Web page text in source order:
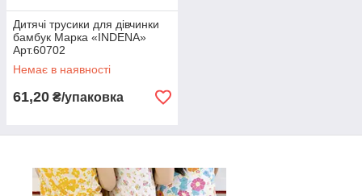
Дитячі трусики для дівчинки
бамбук Марка «INDENA»
Арт.60702
Немає в наявності
61,20 ₴/упаковка